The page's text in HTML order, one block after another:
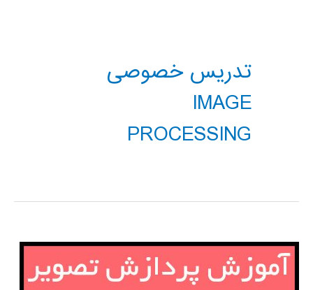
تدریس خصوصی
IMAGE
PROCESSING